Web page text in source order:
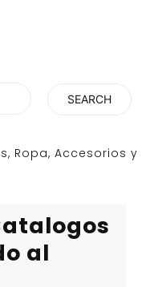
Ropa, Accesorios y
al